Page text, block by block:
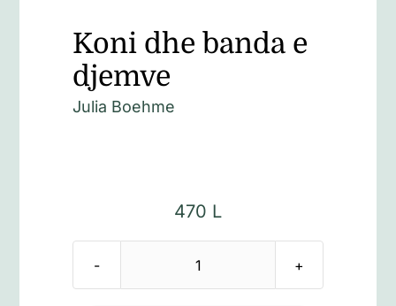
Koni dhe banda e
djemve
Julia Boehme
470 L
Sasi